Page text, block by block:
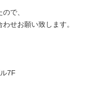
で、
せお願い致します。
7F